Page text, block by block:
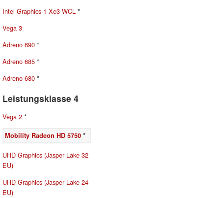
Intel Graphics 1 Xe3 WCL *
Vega 3
Adreno 690 *
Adreno 685 *
Adreno 680 *
Leistungsklasse 4
Vega 2 *
Mobility Radeon HD 5750 *
UHD Graphics (Jasper Lake 32
EU)
UHD Graphics (Jasper Lake 24
EU)